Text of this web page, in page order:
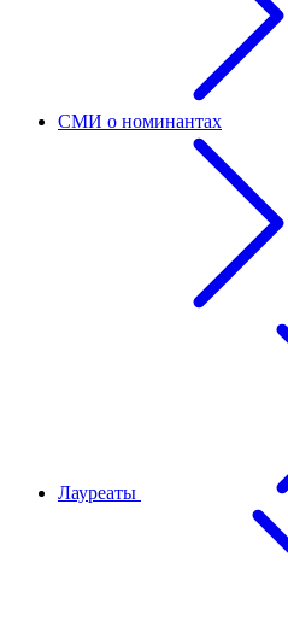
СМИ о номинантах
Лауреаты